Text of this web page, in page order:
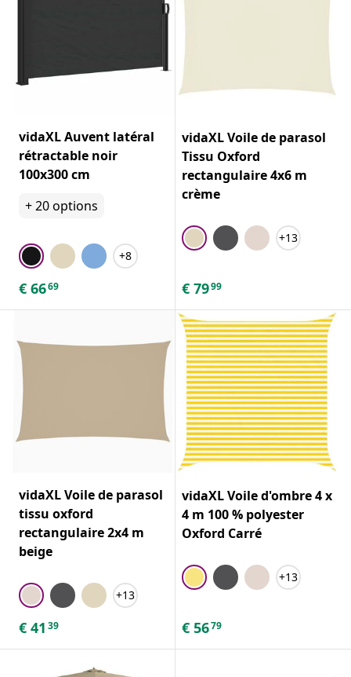
vidaXL Auvent latéral
rétractable noir
100x300 cm
+20options
+8
€ 6669
vidaXL Voile de parasol
Tissu Oxford
rectangulaire 4x6 m
crème
+13
€ 7999
vidaXL Voile de parasol
tissu oxford
rectangulaire 2x4 m
beige
+13
€ 41 39
vidaXL Voile d'ombre 4 x
4 m 100 % polyester
Oxford Carré
+13
€ 5679